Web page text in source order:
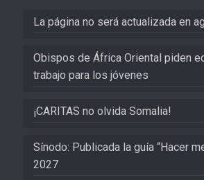
La página no será actualizada en
Obispos de África Oriental piden
trabajo para los jóvenes
¡CARITAS no olvida Somalia!
Sínodo: Publicada la guía “Hacer
2027